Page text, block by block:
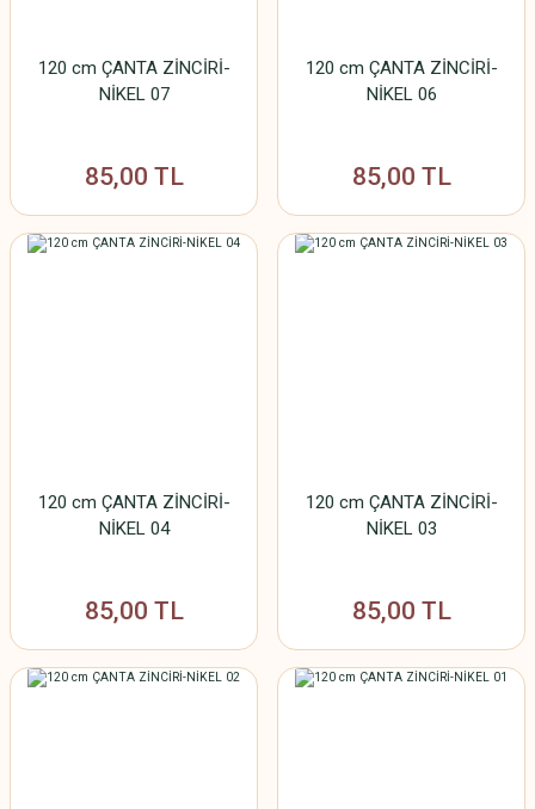
120 cm ÇANTA ZİNCİRİ-
NİKEL 07
85,00 TL
120 cm ÇANTA ZİNCİRİ-
NİKEL 06
85,00 TL
120 cm ÇANTA ZİNCİRİ-
NİKEL 04
85,00 TL
120 cm ÇANTA ZİNCİRİ-
NİKEL 03
85,00 TL